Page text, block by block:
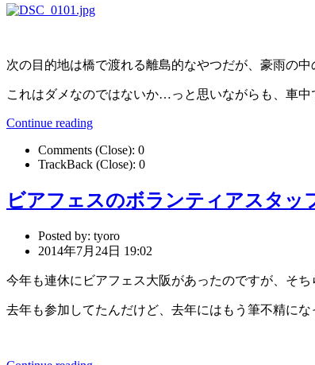
次の目的地は橋で渡れる離島的なやつだが、豪雨の
これはダメなのではないか…っと思いながらも、車
Continue reading
Comments (Close): 0
TrackBack (Close): 0
ビアフェスのボランティアスタッ
Posted by: tyoro
2014年7月24日 19:02
今年も連休にビアフェス大阪があったのですが、そ
去年も参加してたんだけど、去年にはもう筆不精に